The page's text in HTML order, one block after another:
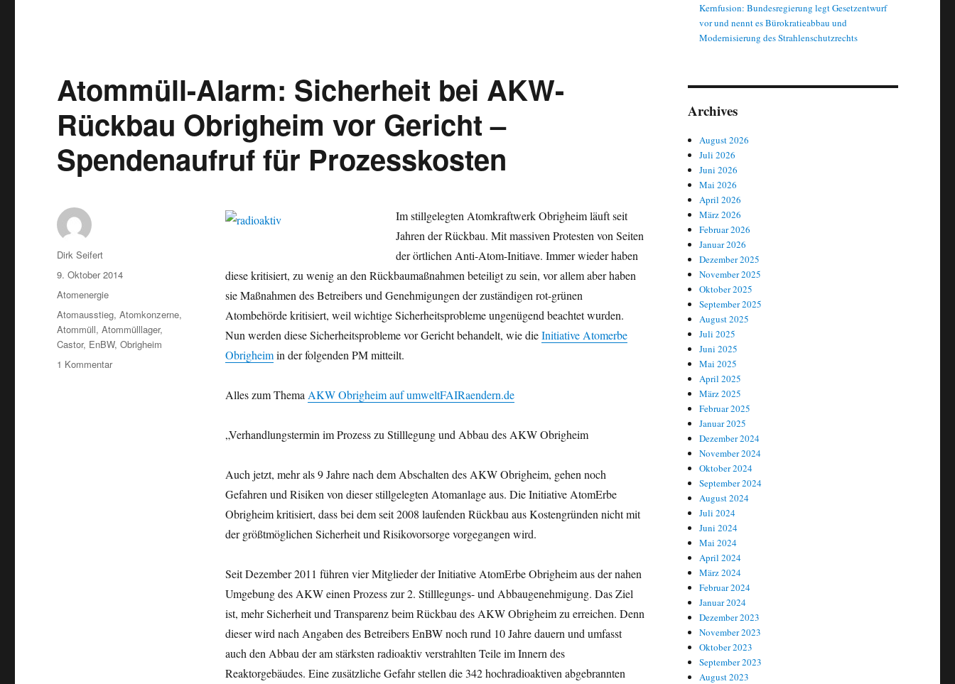
Atommüll-Alarm: Sicherheit bei AKW-
Rückbau Obrigheim vor Gericht –
Spendenaufruf für Prozesskosten
Im stillgelegten Atomkraftwerk Obrigheim läuft seit
Jahren der Rückbau. Mit massiven Protesten von Seiten
der örtlichen Anti-Atom-Initiave. Immer wieder haben
diese kritisiert, zu wenig an den Rückbaumaßnahmen beteiligt zu sein, vor allem aber haben
sie Maßnahmen des Betreibers und Genehmigungen der zuständigen rot-grünen
Atombehörde kritisiert, weil wichtige Sicherheitsprobleme ungenügend beachtet wurden.
Nun werden diese Sicherheitsprobleme vor Gericht behandelt, wie dieInitiative Atomerbe
Obrigheimin der folgenden PM mitteilt.
Alles zum ThemaAKW Obrigheim auf umweltFAIRaendern.de
„Verhandlungstermin im Prozess zu Stilllegung und Abbau des AKW Obrigheim
Auch jetzt, mehr als 9 Jahre nach dem Abschalten des AKW Obrigheim, gehen noch
Gefahren und Risiken von dieser stillgelegten Atomanlage aus. Die Initiative AtomErbe
Obrigheim kritisiert, dass bei dem seit 2008 laufenden Rückbau aus Kostengründen nicht mit
der größtmöglichen Sicherheit und Risikovorsorge vorgegangen wird.
Seit Dezember 2011 führen vier Mitglieder der Initiative AtomErbe Obrigheim aus der nahen
Umgebung des AKW einen Prozess zur 2. Stilllegungs- und Abbaugenehmigung. Das Ziel
ist, mehr Sicherheit und Transparenz beim Rückbau des AKW Obrigheim zu erreichen. Denn
dieser wird nach Angaben des Betreibers EnBW noch rund 10 Jahre dauern und umfasst
auch den Abbau der am stärksten radioaktiv verstrahlten Teile im Innern des
Reaktorgebäudes. Eine zusätzliche Gefahr stellen die 342 hochradioaktiven abgebrannten
Autor
Dirk Seifert
Veröffentlicht
am
9. Oktober 2014
Kategorien
Atomenergie
Schlagwörter
Atomausstieg,Atomkonzerne,
Atommüll,Atommülllager,
Castor, EnBW,Obrigheim
1 Kommentarzu
Kernfusion: Bundesregierung legt Gesetzentwurf
vor und nennt es Bürokratieabbau und
Modernisierung des Strahlenschutzrechts
Archives
August 2026
Juli 2026
Juni 2026
Mai 2026
April 2026
März 2026
Februar 2026
Januar 2026
Dezember 2025
November 2025
Oktober 2025
September 2025
August 2025
Juli 2025
Juni 2025
Mai 2025
April 2025
März 2025
Februar 2025
Januar 2025
Dezember 2024
November 2024
Oktober 2024
September 2024
August 2024
Juli 2024
Juni 2024
Mai 2024
April 2024
März 2024
Februar 2024
Januar 2024
Dezember 2023
November 2023
Oktober 2023
September 2023
August 2023